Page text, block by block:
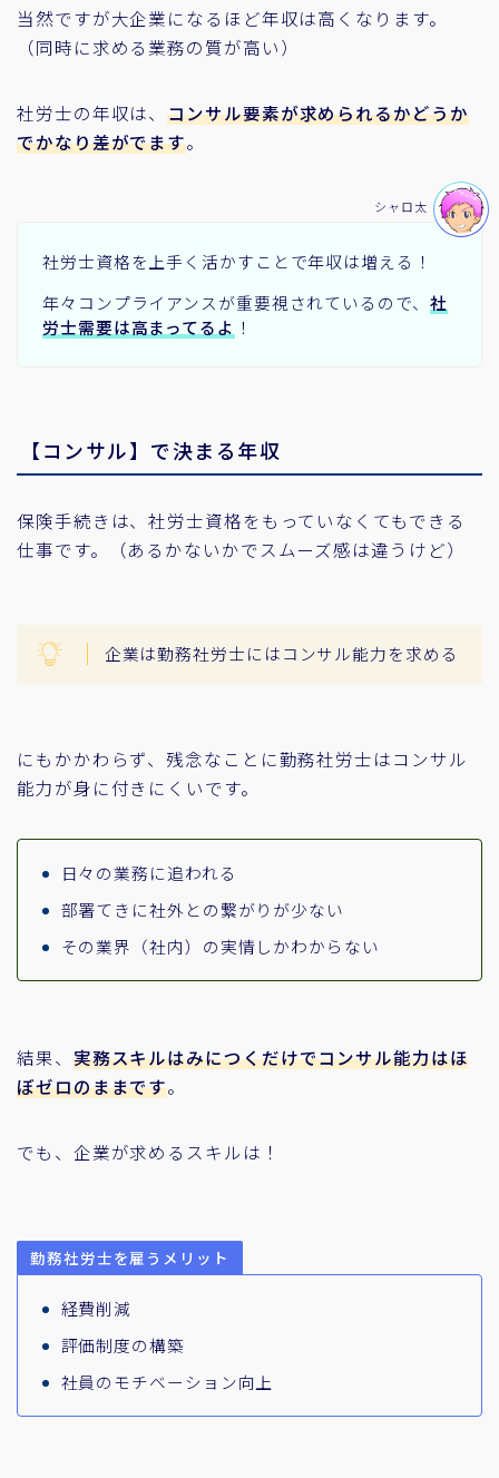
当然ですが大企業になるほど年収は高くなります。
（同時に求める業務の質が高い）
社労士の年収は、コンサル要素が求められるかどうか
でかなり差がでます。
社労士資格を上手く活かすことで年収は増える！
年々コンプライアンスが重要視されているので、 社
労士需要は高まってるよ ！
シャロ太
【コンサル】で決まる年収
保険手続きは、社労士資格をもっていなくてもできる
仕事です。（あるかないかでスムーズ感は違うけど）
企業は勤務社労士にはコンサル能力を求める
にもかかわらず、残念なことに勤務社労士はコンサル
能力が身に付きにくいです。
日々の業務に追われる
部署てきに社外との繋がりが少ない
その業界（社内）の実情しかわからない
結果、 実務スキルはみにつくだけでコンサル能力はほ
ぼゼロのままです。
でも、企業が求めるスキルは！
勤務社労士を雇うメリット
経費削減
評価制度の構築
社員のモチベーション向上